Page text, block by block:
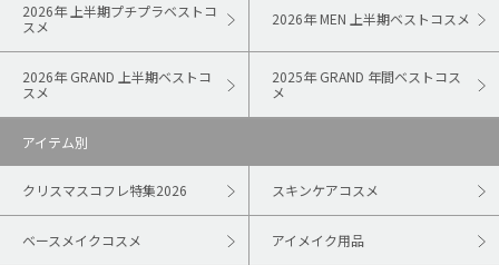
2026年 上半期プチプラベストコ
スメ
2026年 MEN 上半期ベストコスメ
2026年 GRAND 上半期ベストコ
スメ
2025年 GRAND 年間ベストコス
メ
アイテム別
クリスマスコフレ特集2026 スキンケアコスメ
ベースメイクコスメ アイメイク用品